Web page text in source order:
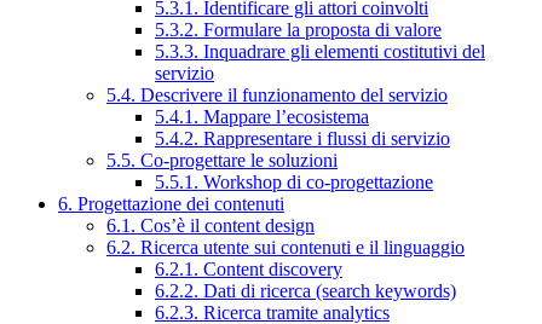
5.3.1. Identificare gli attori coinvolti
5.3.2. Formulare la proposta di valore
5.3.3. Inquadrare gli elementi costitutivi del
servizio
5.4. Descrivere il funzionamento del servizio
5.4.1. Mappare l’ecosistema
5.4.2. Rappresentare i flussi di servizio
5.5. Co-progettare le soluzioni
5.5.1. Workshop di co-progettazione
6. Progettazione dei contenuti
6.1. Cos’è il content design
6.2. Ricerca utente sui contenuti e il linguaggio
6.2.1. Content discovery
6.2.2. Dati di ricerca (search keywords)
6.2.3. Ricerca tramite analytics